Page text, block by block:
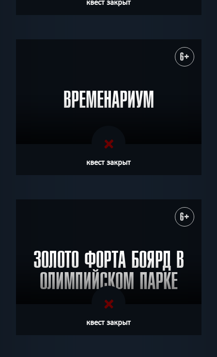
квест закрыт
6+
ВРЕМЕНАРИУМ
квест закрыт
6+
ЗОЛОТО ФОРТА БОЯРД В
ОЛИМПИЙСКОМ ПАРКЕ
квест закрыт